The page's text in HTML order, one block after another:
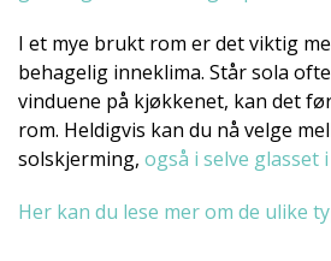
I et mye brukt rom er det viktig
behagelig inneklima. Står sola
vinduene på kjøkkenet, kan det
rom. Heldigvis kan du nå velge
solskjerming, også i selve glasset
Her kan du lese mer om de ulike